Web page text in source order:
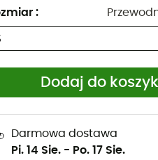
:
Dodaj do
Darmowa dostawa
Pi. 14 Sie. - Po. 17 Sie.